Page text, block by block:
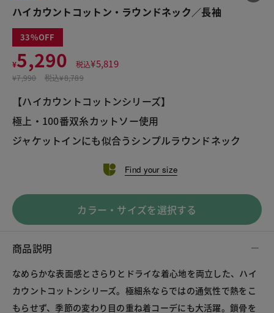
ハイカウントコットン・ラウンドネック／長袖
33
¥5,290 税込¥5,819
¥7,990 税込¥8,789
【ハイカウントコットンシリーズ】
極上・100番双糸カットソー使用
ジャケットインにも似合うシンプルラウンドネック
Find your size
カラー・サイズを選択する
商品説明
なめらかな表面感とさらりとドライな着心地を両立した、ハイ
カウントコットンシリーズ。極細糸ならではの通気性で熱をこ
もらせず、季節の変わり目の重ね着コーデにも大活躍。鎖骨を
この商品をシェアする
¥5,290
税込¥5,819